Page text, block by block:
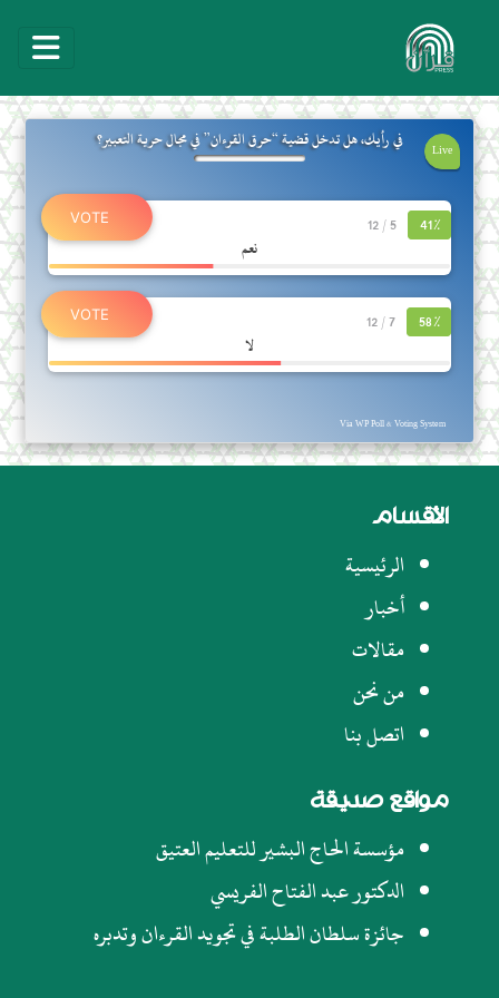
في رأيك، هل تدخل قضية “حرق القرءان” في مجال حرية التعبير؟ Live
نعم
41%
5 / 12
لا
58%
7 / 12
Via WP Poll & Voting System
الأقسام
الرئيسية
أخبار
مقالات
من نحن
اتصل بنا
مواقع صديقة
مؤسسة الحاج البشير للتعليم العتيق
الدكتور عبد الفتاح الفريسي
جائزة سلطان الطلبة في تجويد القرءان وتدبره